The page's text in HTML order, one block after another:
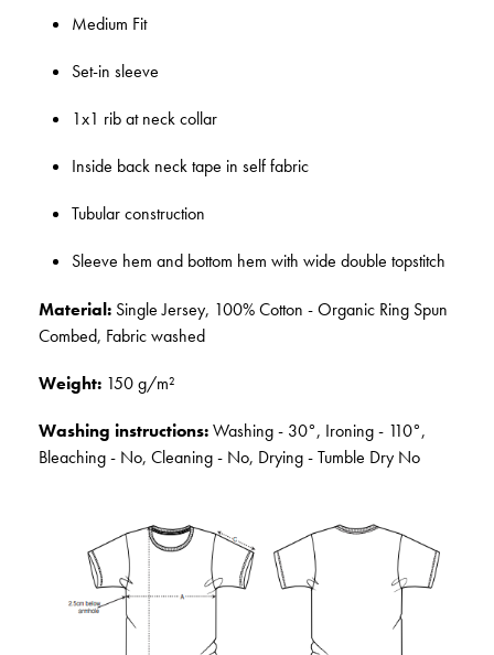
Medium Fit
Set-in sleeve
1x1 rib at neck collar
Inside back neck tape in self fabric
Tubular construction
Sleeve hem and bottom hem with wide double topstitch
Material: Single Jersey, 100% Cotton - Organic Ring Spun
Combed, Fabric washed
Weight: 150 g/m²
Washing instructions:Washing - 30°, Ironing - 110°,
Bleaching - No, Cleaning - No, Drying - Tumble Dry No